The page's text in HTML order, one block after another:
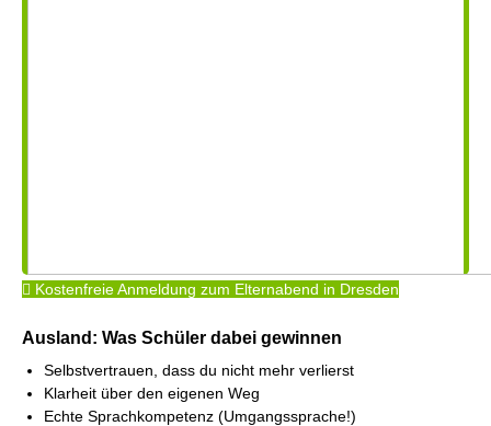
Kostenfreie Anmeldung zum Elternabend in Dresden
Ausland: Was Schüler dabei gewinnen
Selbstvertrauen, dass du nicht mehr verlierst
Klarheit über den eigenen Weg
Echte Sprachkompetenz (Umgangssprache!)